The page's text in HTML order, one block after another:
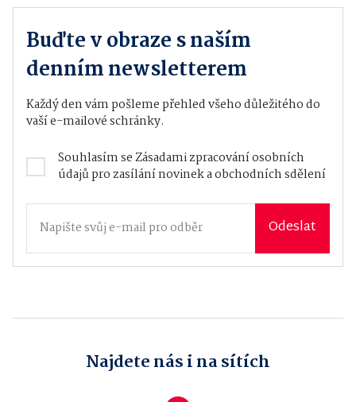
Buďte v obraze s naším
denním newsletterem
Každý den vám pošleme přehled všeho důležitého do
vaší e-mailové schránky.
Souhlasím seZásadami zpracování osobních
údajůpro zasílání novinek a obchodních sdělení
Odeslat
Najdete nás i na sítích